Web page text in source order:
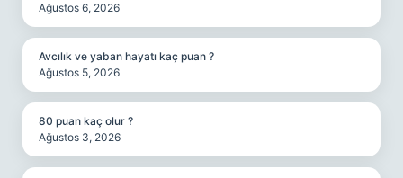
Ağustos 6, 2026
Avcılık ve yaban hayatı kaç puan ?
Ağustos 5, 2026
80 puan kaç olur ?
Ağustos 3, 2026